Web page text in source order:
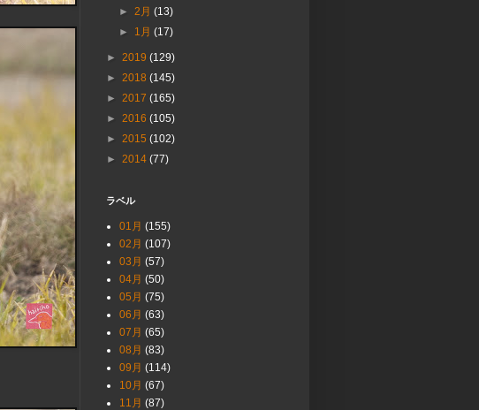
► 2月(13)
► 1月(17)
► 2019 (129)
► 2018 (145)
► 2017 (165)
► 2016 (105)
► 2015 (102)
► 2014 (77)
ラベル
01月 (155)
02月 (107)
03月 (57)
04月 (50)
05月 (75)
06月 (63)
07月 (65)
08月 (83)
09月 (114)
10月 (67)
11月 (87)